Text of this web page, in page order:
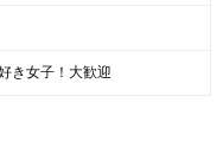
き女子！大歓迎